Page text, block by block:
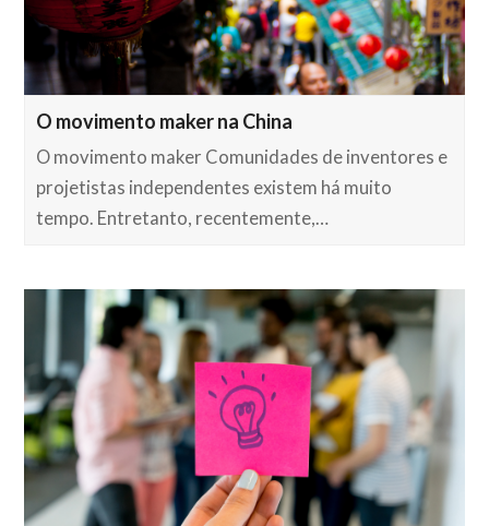
O movimento maker na China
O movimento maker Comunidades de inventores e
projetistas independentes existem há muito
tempo. Entretanto, recentemente,…